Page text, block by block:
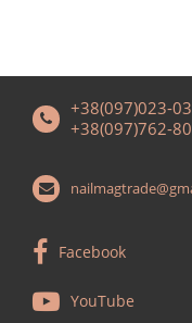
+38(097)023-
+38(097)762-
Facebook
YouTube